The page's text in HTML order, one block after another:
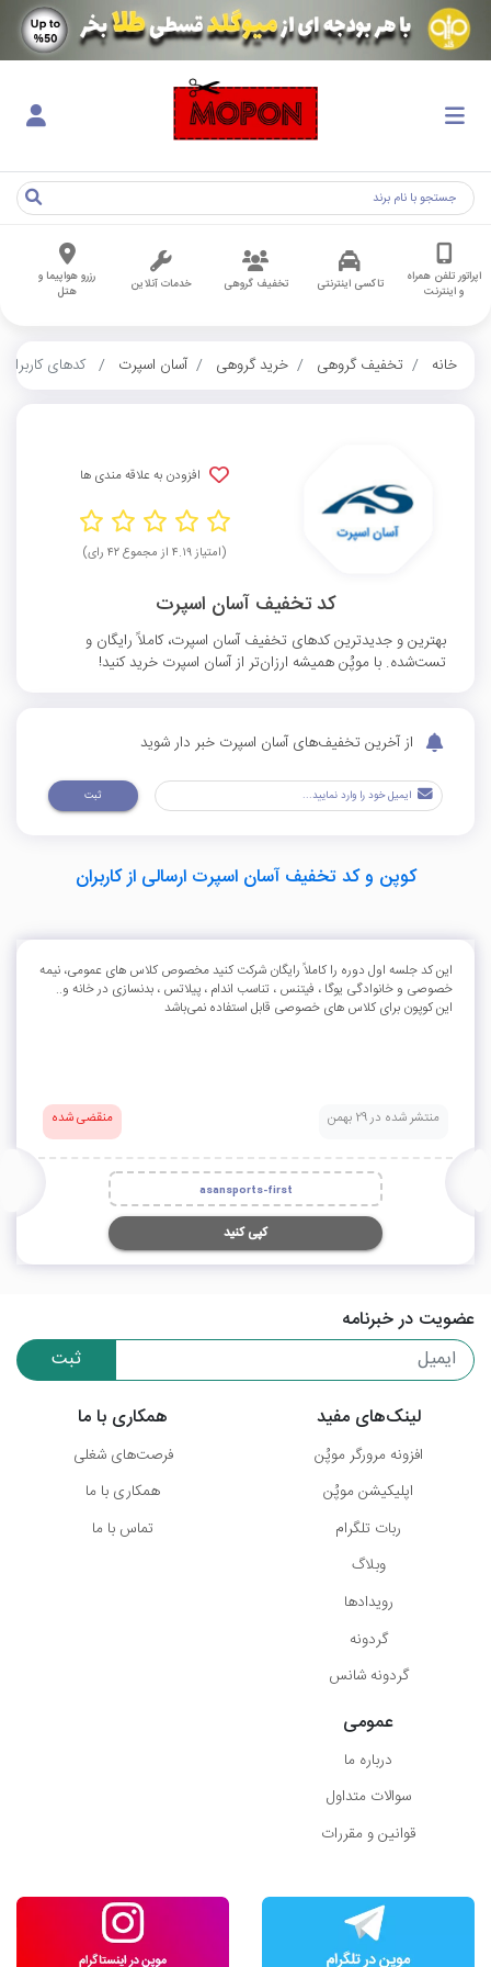
اپراتور تلفن همراه
و اینترنت
تاکسی اینترنتی تخفیف گروهی خدمات آنلاین
رزرو هواپیما و
هتل
خانه تخفیف گروهی خرید گروهی آسان اسپرت کدهای کاربران
افزودن به علاقه مندی ها
(امتیاز ۴.۱۹ از مجموع ۴۲ رای)
کد تخفیف آسان اسپرت
بهترین و جدیدترین کدهای تخفیف آسان اسپرت، کاملاً رایگان و
تست‌شده. با موپُن همیشه ارزان‌تر از آسان اسپرت خرید کنید!
از آخرین تخفیف‌های آسان اسپرت خبر دار شوید
ثبت
کوپن و کد تخفیف آسان اسپرت ارسالی از کاربران
این کد جلسه اول دوره را کاملاً رایگان شرکت کنید مخصوص کلاس های عمومی، نیمه
خصوصی و خانوادگی یوگا ، فیتنس ، تناسب اندام ، پیلاتس ، بدنسازی در خانه و..
این کوپون برای کلاس های خصوصی قابل استفاده نمی‌باشد
منتشر شده در 29 بهمن منقضی شده
asansports-first
کپی کنید
عضویت در خبرنامه
ثبت
لینک‌های مفید
افزونه مرورگر موپُن
اپلیکیشن موپُن
ربات تلگرام
وبلاگ
رویدادها
گردونه
گردونه شانس
همکاری با ما
فرصت‌های شغلی
همکاری با ما
تماس با ما
عمومی
درباره ما
سوالات متداول
قوانین و مقررات